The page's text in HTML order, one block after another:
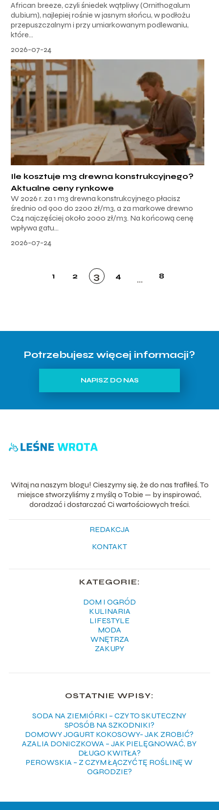
African breeze, czyli śniedek wątpliwy (Ornithogalum
dubium), najlepiej rośnie w jasnym słońcu, w podłożu
przepuszczalnym i przy umiarkowanym podlewaniu,
które...
2026-07-24
Ile kosztuje m3 drewna konstrukcyjnego?
Aktualne ceny rynkowe
W 2026 r. za 1 m3 drewna konstrukcyjnego płacisz
średnio od 900 do 2200 zł/m3, a za markowe drewno
C24 najczęściej około 2000 zł/m3. Na końcową cenę
wpływa gatu...
2026-07-24
1 2 3 4 ... 8
Potrzebujesz więcej informacji?
NAPISZ DO NAS
Witaj na naszym blogu! Cieszymy się, że do nas trafiłeś. To
miejsce stworzyliśmy z myślą o Tobie — by inspirować,
doradzać i dostarczać Ci wartościowych treści.
REDAKCJA
KONTAKT
KATEGORIE:
DOM I OGRÓD
KULINARIA
LIFESTYLE
MODA
WNĘTRZA
ZAKUPY
OSTATNIE WPISY:
SODA NA ZIEMIÓRKI – CZY TO SKUTECZNY
SPOSÓB NA SZKODNIKI?
DOMOWY JOGURT KOKOSOWY- JAK ZROBIĆ?
AZALIA DONICZKOWA – JAK PIELĘGNOWAĆ, BY
DŁUGO KWITŁA?
PEROWSKIA – Z CZYM ŁĄCZYĆ TĘ ROŚLINĘ W
OGRODZIE?